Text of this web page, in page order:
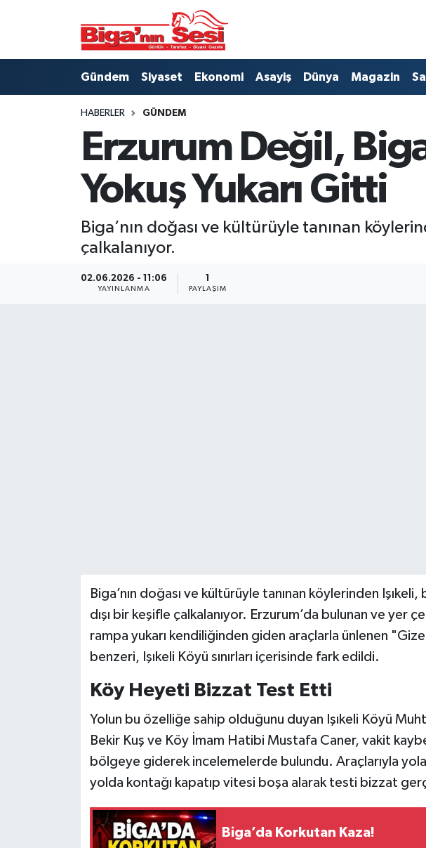
Gündem Siyaset Ekonomi Asayiş Dünya Magazin
HABERLER GÜNDEM
Erzurum Değil,
Yokuş Yukarı Gitti
Biga’nın doğası ve kültürüyle tanınan
çalkalanıyor.
02.06.2026 - 11:06
YAYINLANMA PAYLAŞIM
Biga’nın doğası ve kültürüyle tanınan köylerinden
dışı bir keşifle çalkalanıyor. Erzurum’da bulunan ve yer
rampa yukarı kendiliğinden giden araçlarla ünlenen
benzeri, Işıkeli Köyü sınırları içerisinde fark edildi.
Köy Heyeti Bizzat Test Etti
Yolun bu özelliğe sahip olduğunu duyan Işıkeli Köyü
Bekir Kuş ve Köy İmam Hatibi Mustafa Caner, vakit
bölgeye giderek incelemelerde bulundu. Araçlarıyla
yolda kontağı kapatıp vitesi boşa alarak testi bizzat
Biga’da Korkutan Kaza!
Belediye
Resmî ilanlar
Tarım ve Ekonomi
Teknoloji
Çanakkale Hava Durumu
Tüm Manşetler
Son Dakika Haberleri
Haber Arşivi